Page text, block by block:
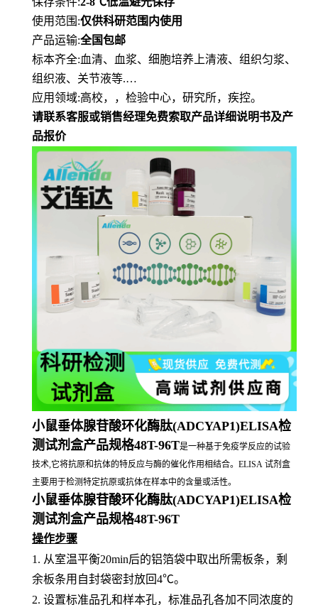
使用范围 :仅供科研范围内使用
产品运输:全国包邮
标本齐全:血清、血浆、细胞培养上清液、组织匀浆、
组织液、关节液等.…
应用领域:高校，，检验中心，研究所，疾控。
请联系客服或销售经理免费索取产品详细说明书及产
品报价
小鼠垂体腺苷酸环化酶肽(ADCYAP1)ELISA检
测试剂盒产品规格48T-96T是一种基于免疫学反应的试验
技术,它将抗原和抗体的特反应与酶的催化作用相结合。ELISA 试剂盒
主要用于检测特定抗原或抗体在样本中的含量或活性。
小鼠垂体腺苷酸环化酶肽(ADCYAP1)ELISA检
测试剂盒产品规格48T-96T
操作步骤
1. 从室温平衡20min后的铝箔袋中取出所需板条，剩
余板条用自封袋密封放回4℃。
2. 设置标准品孔和样本孔，标准品孔各加不同浓度的